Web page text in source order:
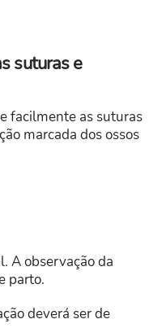
suturas e
facilmente as suturas
marcada dos ossos
A observação da
parto.
deverá ser de